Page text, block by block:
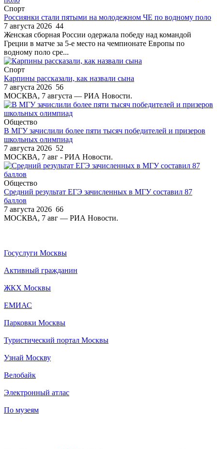
Спорт
Россиянки стали пятыми на молодежном ЧЕ по водному поло
7 августа 2026 44
Женская сборная России одержала победу над командой
Греции в матче за 5-е место на чемпионате Европы по
водному поло сре...
Спорт
Карпины рассказали, как назвали сына
7 августа 2026 56
МОСКВА, 7 августа — РИА Новости.
Общество
В МГУ зачислили более пяти тысяч победителей и призеров
школьных олимпиад
7 августа 2026 52
МОСКВА, 7 авг - РИА Новости.
Общество
Средний результат ЕГЭ зачисленных в МГУ составил 87
баллов
7 августа 2026 66
МОСКВА, 7 авг — РИА Новости.
Госуслуги Москвы
Активный гражданин
ЖКХ Москвы
ЕМИАС
Парковки Москвы
Туристический портал Москвы
Узнай Москву
Велобайк
Электронный атлас
По музеям